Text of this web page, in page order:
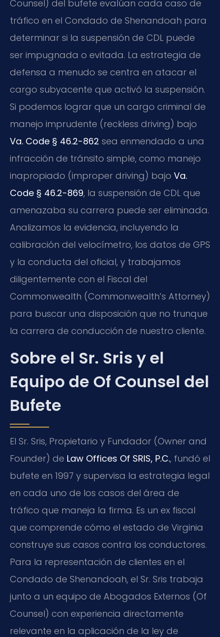
Counsel) del bufete evalúan cada caso de
tráfico en el Condado de Shenandoah para
determinar si la suspensión de CDL puede
ser impugnada o evitada. La estrategia de
defensa a menudo se centra en atacar el
cargo subyacente que activó la suspensión.
Si podemos lograr que un cargo criminal de
manejo imprudente (reckless driving) bajo
Va. Code § 46.2-862 sea enmendado a una
infracción de tránsito simple, como manejo
inapropiado (improper driving) bajo Va.
Code § 46.2-869, la suspensión de CDL que
amenazaba su carrera puede ser eliminada.
Analizamos la evidencia, incluyendo la
calibración del velocímetro, los datos de GPS
y la conducta del oficial, y trabajamos
diligentemente con el Fiscal del
Commonwealth (Commonwealth’s Attorney)
para buscar una disposición que no trunque
la carrera de conducción de nuestro cliente.
Sobre el Sr. Sris y el
Equipo de Of Counsel del
Bufete
El Sr. Sris, Propietario y Fundador (Owner and
Founder) de Law Offices Of SRIS, P.C., fundó el
bufete en 1997 y supervisa la estrategia legal
en cada uno de los casos del área de
tráfico que maneja la firma. Es un ex fiscal
que comprende cómo el estado de Virginia
construye sus casos contra los conductores.
Para la representación de clientes en el
Condado de Shenandoah, el Sr. Sris trabaja
junto a un equipo de Abogados Externos (Of
Counsel) con experiencia directamente
relevante en la aplicación de la ley de